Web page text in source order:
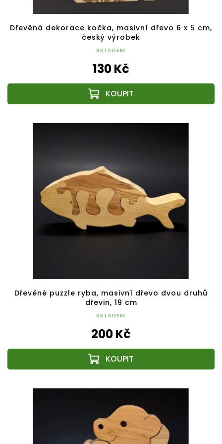
Dřevěná dekorace kočka, masivní dřevo 6 x 5 cm,
český výrobek
SKLADEM
130 Kč
Dřevěné puzzle ryba, masivní dřevo dvou druhů
dřevin, 19 cm
SKLADEM
200 Kč